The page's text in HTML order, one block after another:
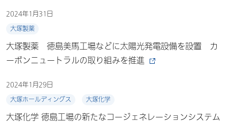
2024年1月31日
大塚製薬
大塚製薬 徳島美馬工場などに太陽光発電設備を設置 カ
ーボンニュートラルの取り組みを推進
2024年1月29日
大塚ホールディングス
大塚化学
大塚化学 徳島工場の新たなコージェネレーションシステム